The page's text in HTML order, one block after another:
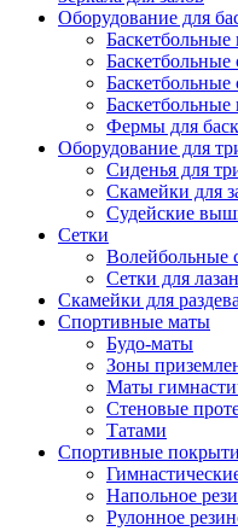
Оборудование для
Баскетбольные
Баскетбольные
Баскетбольные
Фермы для
Оборудование для
Сиденья для
Скамейки для
Судейские
Сетки
Волейбольные
Сетки для
Скамейки для
Спортивные маты
Будо-маты
Зоны
Маты
Стеновые
Татами
Спортивные
Напольное
Рулонное